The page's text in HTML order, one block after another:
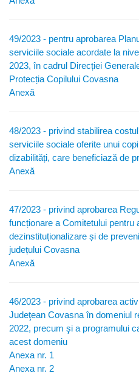
49/2023 - pentru aprobarea
serviciile sociale acordate la
2023, în cadrul Direcției
Protecția Copilului Covasna
Anexă
48/2023 - privind stabilirea
serviciile sociale oferite unui
dizabilități, care beneficiază de
Anexă
47/2023 - privind aprobarea
funcționare a Comitetului pentru
dezinstituționalizare și de
județului Covasna
Anexă
46/2023 - privind aprobarea
Judeţean Covasna în domeniul
2022, precum şi a programului
acest domeniu
Anexa nr. 1
Anexa nr. 2